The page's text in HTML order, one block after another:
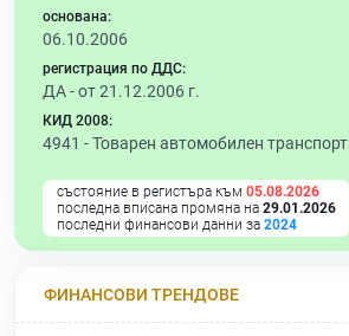
основана:
06.10.2006
регистрация по ДДС:
ДА - от 21.12.2006 г.
КИД 2008:
4941 -Товарен автомобилен транспорт
състояние в регистъра към 05.08.2026
последна вписана промяна на 29.01.2026
последни финансови данни за 2024
ФИНАНСОВИ ТРЕНДОВЕ